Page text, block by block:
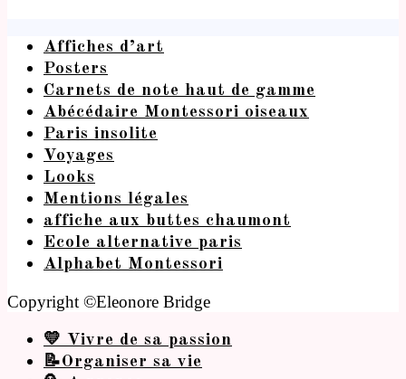
Affiches d’art
Posters
Carnets de note haut de gamme
Abécédaire Montessori oiseaux
Paris insolite
Voyages
Looks
Mentions légales
affiche aux buttes chaumont
Ecole alternative paris
Alphabet Montessori
Copyright ©Eleonore Bridge
💛 Vivre de sa passion
📝Organiser sa vie